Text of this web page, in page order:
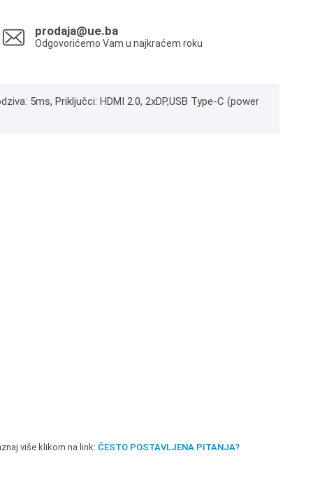
prodaja@ue.ba
Odgovorićemo Vam u najkraćem roku
5ms, Priključci: HDMI 2.0, 2xDP,USB Type-C (power
više klikom na link: ČESTO POSTAVLJENA PITANJA?